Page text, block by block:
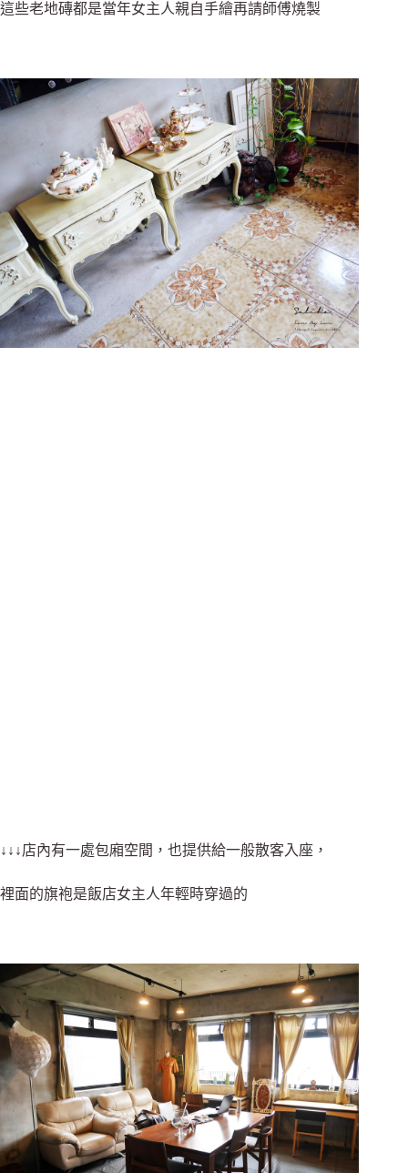
這些老地磚都是當年女主人親自手繪再請師傅燒製
↓↓↓店內有一處包廂空間，也提供給一般散客入座，
裡面的旗袍是飯店女主人年輕時穿過的